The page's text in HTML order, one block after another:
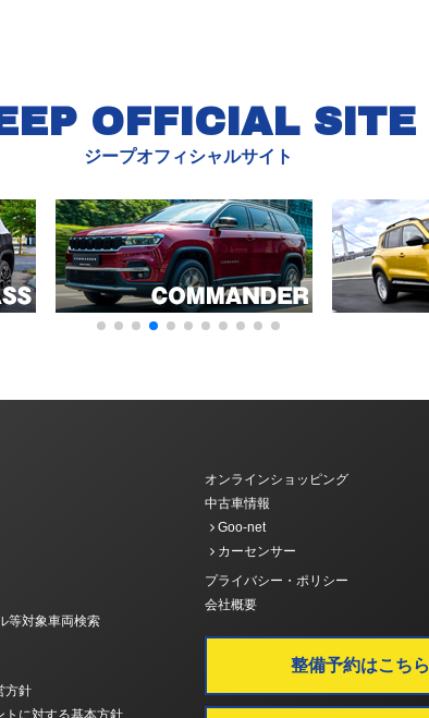
OFFICIAL SITE
ジープオフィシャルサイト
等対象車両検索
方針
トに対する基本方針
オンラインショッピング
中古車情報
Goo-net
カーセンサー
プライバシー・ポリシー
会社概要
整備予約はこちら